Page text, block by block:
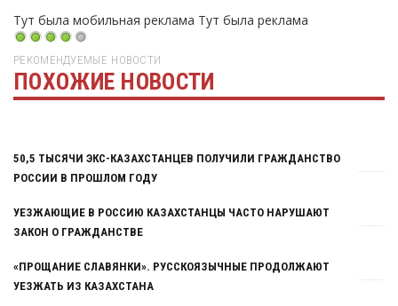
Тут была мобильная реклама Тут была реклама
РЕКОМЕНДУЕМЫЕ НОВОСТИ
ПОХОЖИЕ НОВОСТИ
Тут была реклама
50,5 ТЫСЯЧИ ЭКС-КАЗАХСТАНЦЕВ ПОЛУЧИЛИ ГРАЖДАНСТВО
РОССИИ В ПРОШЛОМ ГОДУ
УЕЗЖАЮЩИЕ В РОССИЮ КАЗАХСТАНЦЫ ЧАСТО НАРУШАЮТ
ЗАКОН О ГРАЖДАНСТВЕ
«ПРОЩАНИЕ СЛАВЯНКИ». РУССКОЯЗЫЧНЫЕ ПРОДОЛЖАЮТ
УЕЗЖАТЬ ИЗ КАЗАХСТАНА